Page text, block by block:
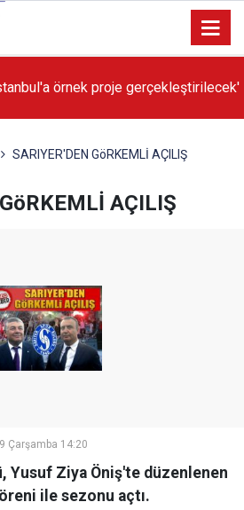
örnek proje gerçekleştirilecek'
SARIYER'DEN GöRKEMLİ AÇILIŞ
AÇILIŞ
Çarşamba 14:20
Yusuf Ziya Öniş'te düzenlenen
ile sezonu açtı.